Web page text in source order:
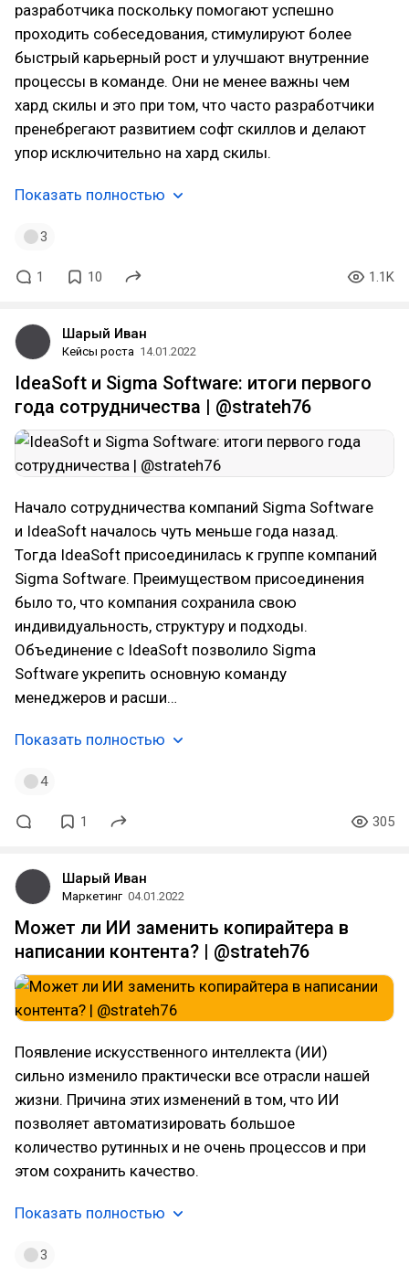
разработчика поскольку помогают успешно
проходить собеседования, стимулируют более
быстрый карьерный рост и улучшают внутренние
процессы в команде. Они не менее важны чем
хард скилы и это при том, что часто разработчики
пренебрегают развитием софт скиллов и делают
упор исключительно на хард скилы.
Показать полностью
3
1 10 1.1K
Шарый Иван
Кейсы роста 14.01.2022
IdeaSoft и Sigma Software: итоги первого
года сотрудничества | @strateh76
Начало сотрудничества компаний Sigma Software
и IdeaSoft началось чуть меньше года назад.
Тогда IdeaSoft присоединилась к группе компаний
Sigma Software. Преимуществом присоединения
было то, что компания сохранила свою
индивидуальность, структуру и подходы.
Объединение с IdeaSoft позволило Sigma
Software укрепить основную команду
менеджеров и расши…
Показать полностью
4
1 305
Шарый Иван
Маркетинг 04.01.2022
Может ли ИИ заменить копирайтера в
написании контента? | @strateh76
Появление искусственного интеллекта (ИИ)
сильно изменило практически все отрасли нашей
жизни. Причина этих изменений в том, что ИИ
позволяет автоматизировать большое
количество рутинных и не очень процессов и при
этом сохранить качество.
Показать полностью
3